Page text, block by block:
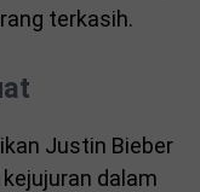
terkasih.
Justin Bieber
dalam